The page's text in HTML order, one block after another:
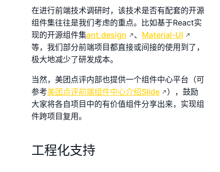
在进行前端技术调研时，该技术是否有配套的开源
组件集往往是我们考虑的重点。比如基于React实
现的开源组件集ant.design 、 Material-UI
等，我们部分前端项目都直接或间接的使用到了，
极大地减少了研发成本。
当然，美团点评内部也提供一个组件中心平台（可
参考美团点评前端组件中心介绍Slide
），鼓励
大家将各自项目中的有价值组件分享出来，实现组
件跨项目复用。
工程化支持